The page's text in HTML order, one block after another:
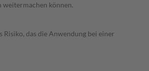
weitermachen können.
das die Anwendung bei einer